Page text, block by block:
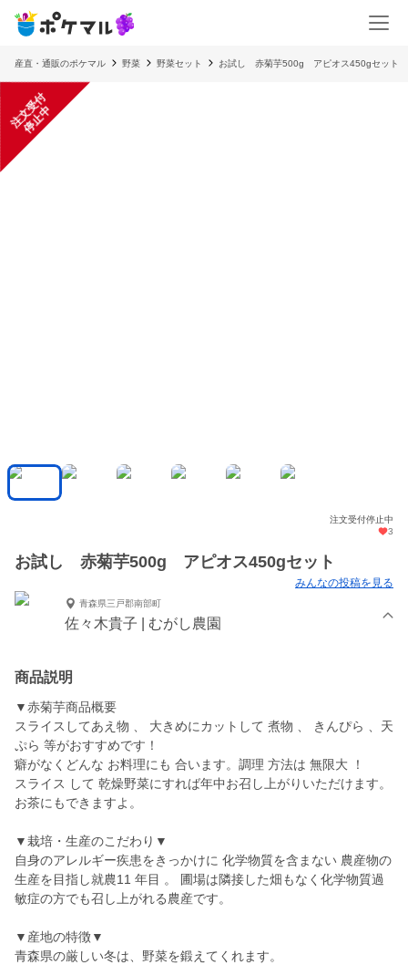
産直・通販のポケマル 野菜 野菜セット お試し 赤菊芋500g アピオス450gセット
注
文
受
付
停
止
中
注文受付停止中
3
お試し 赤菊芋500g アピオス450gセット
みんなの投稿を見る
青森県三戸郡南部町
佐々木貴子 | むがし農園
商品説明
▼赤菊芋商品概要
スライスしてあえ物 、 大きめにカットして 煮物 、 きんぴら 、天
ぷら 等がおすすめです！
癖がなくどんな お料理にも 合います。調理 方法は 無限大 ！
スライス して 乾燥野菜にすれば年中お召し上がりいただけます。
お茶にもできますよ。
▼栽培・生産のこだわり▼
自身のアレルギー疾患をきっかけに 化学物質を含まない 農産物の
生産を目指し就農11 年目 。 圃場は隣接した畑もなく化学物質過
敏症の方でも召し上がれる農産です。
▼産地の特徴▼
青森県の厳しい冬は、野菜を鍛えてくれます。